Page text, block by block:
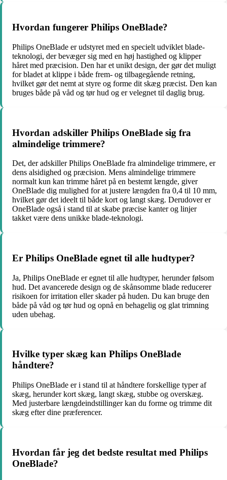
Hvordan fungerer Philips OneBlade?
Philips OneBlade er udstyret med en specielt udviklet blade-
teknologi, der bevæger sig med en høj hastighed og klipper
håret med præcision. Den har et unikt design, der gør det muligt
for bladet at klippe i både frem- og tilbagegående retning,
hvilket gør det nemt at styre og forme dit skæg præcist. Den kan
bruges både på våd og tør hud og er velegnet til daglig brug.
Hvordan adskiller Philips OneBlade sig fra
almindelige trimmere?
Det, der adskiller Philips OneBlade fra almindelige trimmere, er
dens alsidighed og præcision. Mens almindelige trimmere
normalt kun kan trimme håret på en bestemt længde, giver
OneBlade dig mulighed for at justere længden fra 0,4 til 10 mm,
hvilket gør det ideelt til både kort og langt skæg. Derudover er
OneBlade også i stand til at skabe præcise kanter og linjer
takket være dens unikke blade-teknologi.
Er Philips OneBlade egnet til alle hudtyper?
Ja, Philips OneBlade er egnet til alle hudtyper, herunder følsom
hud. Det avancerede design og de skånsomme blade reducerer
risikoen for irritation eller skader på huden. Du kan bruge den
både på våd og tør hud og opnå en behagelig og glat trimning
uden ubehag.
Hvilke typer skæg kan Philips OneBlade
håndtere?
Philips OneBlade er i stand til at håndtere forskellige typer af
skæg, herunder kort skæg, langt skæg, stubbe og overskæg.
Med justerbare længdeindstillinger kan du forme og trimme dit
skæg efter dine præferencer.
Hvordan får jeg det bedste resultat med Philips
OneBlade?